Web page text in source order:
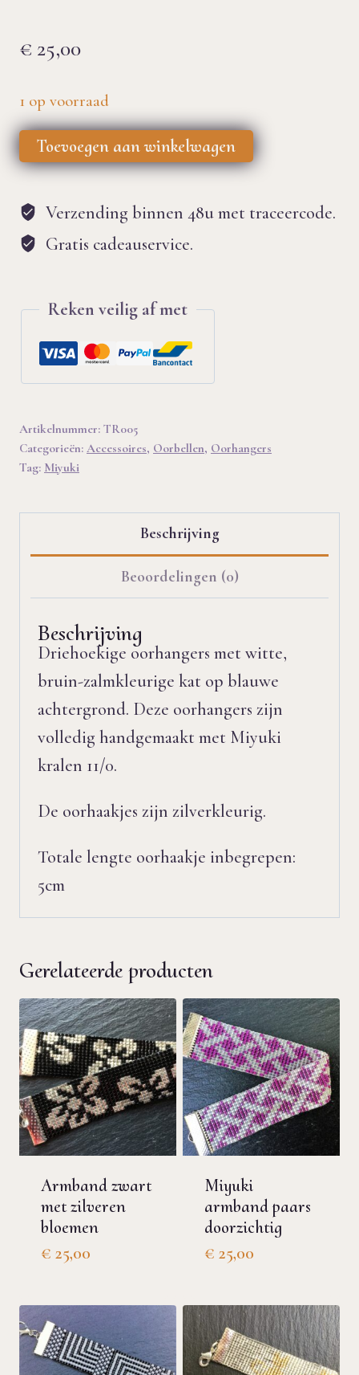
€ 25,00
1 op voorraad
Driehoekige
oorhangers
met
bruin
witte
aantal
Toevoegen aan winkelwagen
Verzending binnen 48u met traceercode.
Gratis cadeauservice.
Reken veilig af met
Artikelnummer: TR005
Categorieën: Accessoires, Oorbellen, Oorhangers
Tag: Miyuki
Beschrijving
Beoordelingen (0)
Beschrijving
Driehoekige oorhangers met witte,
bruin-zalmkleurige kat op blauwe
achtergrond. Deze oorhangers zijn
volledig handgemaakt met Miyuki
kralen 11/0.
De oorhaakjes zijn zilverkleurig.
Totale lengte oorhaakje inbegrepen:
5cm
Gerelateerde producten
Armband zwart
met zilveren
bloemen
€ 25,00
Miyuki
armband paars
doorzichtig
€ 25,00